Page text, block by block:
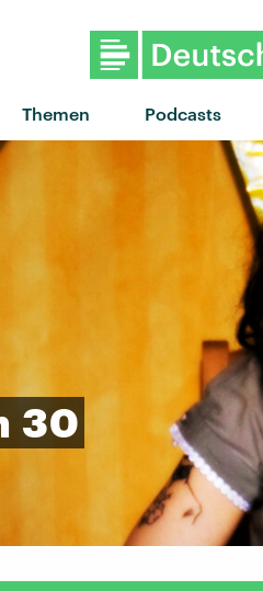
Themen Podcasts
30